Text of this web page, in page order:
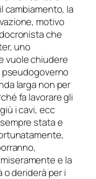
cambiamento, la
motivo
che
uno
vuole chiudere
larga non per
fa lavorare gli
i cavi, ecc
stata e
e la
deriderà per i